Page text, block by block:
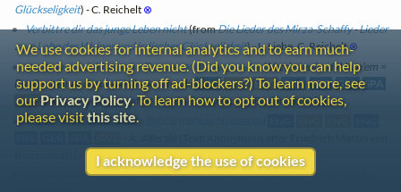
Glückseligkeit) - C. Reichelt ⊗
Verbittre dir das junge Leben nicht(fromDie Lieder des Mirza-Schaffy-Lieder
zum Lobe des Weines und irdischer Glückseligkeit) - L. Liebe, C. Reichelt⊗
Vezde tvoim dykhan'em = Везде твоим дыханьем(Vezde tvoim dykhan'em =
Везде твоим дыханьем) - A. AlferakiENG ENG ENG ENG FRE GER SPA
SWE (Text: Anonymous after Friedrich Martin von Bodenstedt)[x]
Vezde tvoim dykhan'em = Везде твоим дыханьем
[x]
Von Jussuf im Ägypterland(fromDie Lieder des Mirza-Schaffy-
We use cookies for internal analytics and to earn much-
needed advertising revenue. (Did you know you can help
support us by turning off ad-blockers?) To learn more, see
our Privacy Policy. To learn how to opt out of cookies,
please visitthis site.
I acknowledge the use of cookies